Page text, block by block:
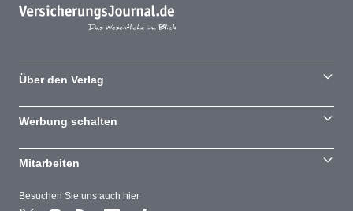
Besuchen Sie uns auch hier
Über den Verlag
Werbung schalten
Mitarbeiten